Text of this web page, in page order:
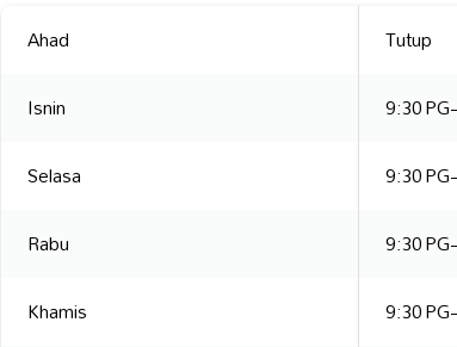
Ahad
Tutup
Isnin
9:30
Selasa
9:30
Rabu
9:30
Khamis
9:30